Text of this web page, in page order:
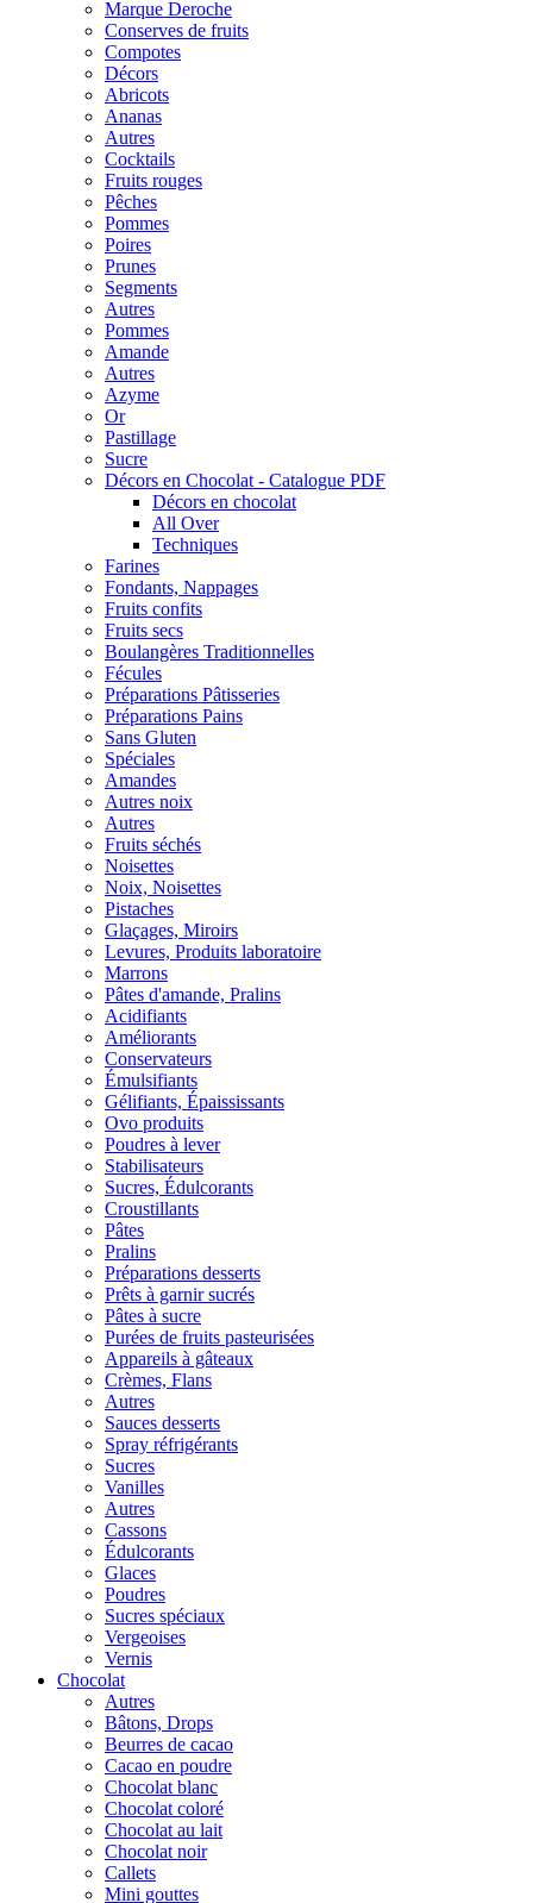
Marque Deroche
Conserves de fruits
Compotes
Décors
Abricots
Ananas
Autres
Cocktails
Fruits rouges
Pêches
Pommes
Poires
Prunes
Segments
Autres
Pommes
Amande
Autres
Azyme
Or
Pastillage
Sucre
Décors en Chocolat - Catalogue PDF
Décors en chocolat
All Over
Techniques
Farines
Fondants, Nappages
Fruits confits
Fruits secs
Boulangères Traditionnelles
Fécules
Préparations Pâtisseries
Préparations Pains
Sans Gluten
Spéciales
Amandes
Autres noix
Autres
Fruits séchés
Noisettes
Noix, Noisettes
Pistaches
Glaçages, Miroirs
Levures, Produits laboratoire
Marrons
Pâtes d'amande, Pralins
Acidifiants
Améliorants
Conservateurs
Émulsifiants
Gélifiants, Épaississants
Ovo produits
Poudres à lever
Stabilisateurs
Sucres, Édulcorants
Croustillants
Pâtes
Pralins
Préparations desserts
Prêts à garnir sucrés
Pâtes à sucre
Purées de fruits pasteurisées
Appareils à gâteaux
Crèmes, Flans
Autres
Sauces desserts
Spray réfrigérants
Sucres
Vanilles
Autres
Cassons
Édulcorants
Glaces
Poudres
Sucres spéciaux
Vergeoises
Vernis
Chocolat
Autres
Bâtons, Drops
Beurres de cacao
Cacao en poudre
Chocolat blanc
Chocolat coloré
Chocolat au lait
Chocolat noir
Callets
Mini gouttes